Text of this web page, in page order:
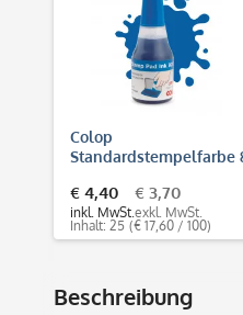
Colop
Standardstempelfarbe
€ 4,40
inkl. MwSt.
€ 3,70
exkl. MwSt.
Inhalt: 25 (€ 17,60 / 100)
Beschreibung